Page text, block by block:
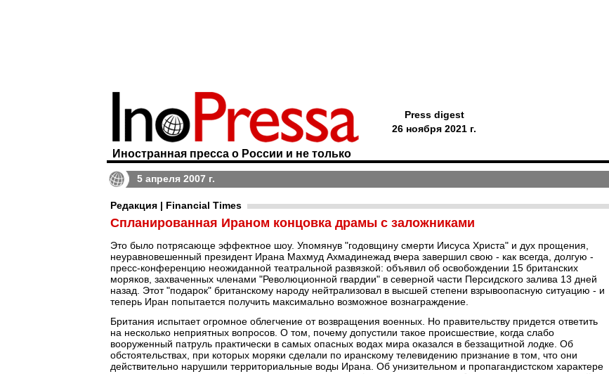
Иностранная пресса о России и не только
Press digest
26 ноября 2021 г.
5 апреля 2007 г.
Редакция | Financial Times
Спланированная Ираном концовка драмы с заложниками
Это было потрясающе эффектное шоу. Упомянув "годовщину смерти Иисуса Христа" и дух прощения,
неуравновешенный президент Ирана Махмуд Ахмадинежад вчера завершил свою - как всегда, долгую -
пресс-конференцию неожиданной театральной развязкой: объявил об освобождении 15 британских
моряков, захваченных членами "Революционной гвардии" в северной части Персидского залива 13 дней
назад. Этот "подарок" британскому народу нейтрализовал в высшей степени взрывоопасную ситуацию - и
теперь Иран попытается получить максимально возможное вознаграждение.
Британия испытает огромное облегчение от возвращения военных. Но правительству придется ответить
на несколько неприятных вопросов. О том, почему допустили такое происшествие, когда слабо
вооруженный патруль практически в самых опасных водах мира оказался в беззащитной лодке. Об
обстоятельствах, при которых моряки сделали по иранскому телевидению признание в том, что они
действительно нарушили территориальные воды Ирана. Об унизительном и пропагандистском характере